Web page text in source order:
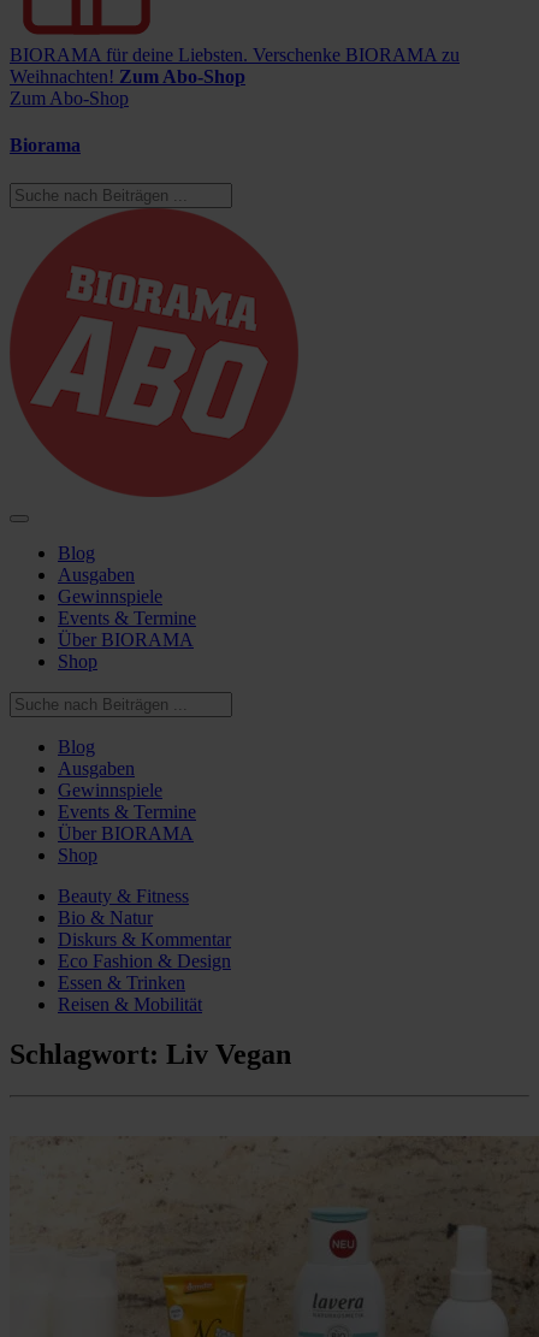
BIORAMA für deine Liebsten. Verschenke BIORAMA zu
Weihnachten! Zum Abo-Shop
Zum Abo-Shop
Biorama
Blog
Ausgaben
Gewinnspiele
Events & Termine
Über BIORAMA
Shop
Blog
Ausgaben
Gewinnspiele
Events & Termine
Über BIORAMA
Shop
Beauty & Fitness
Bio & Natur
Diskurs & Kommentar
Eco Fashion & Design
Essen & Trinken
Reisen & Mobilität
Schlagwort: Liv Vegan